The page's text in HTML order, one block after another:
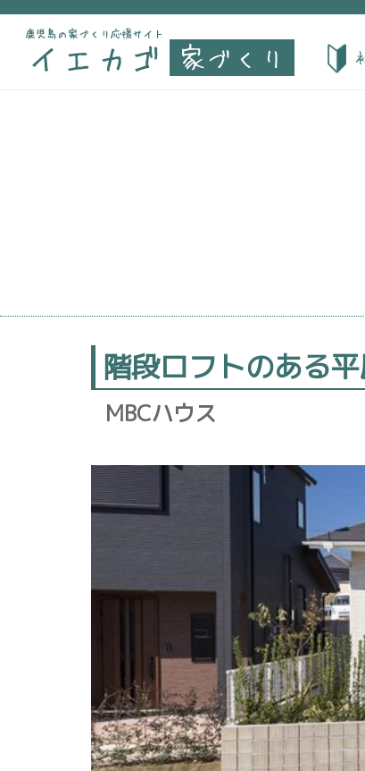
階段ロフトのある
MBCハウス